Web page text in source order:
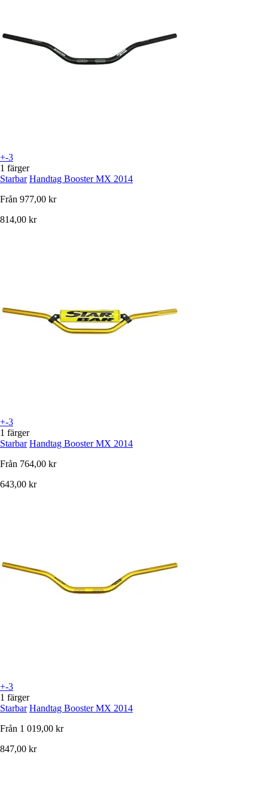
+-3
1 färger
Starbar Handtag Booster MX 2014
Från 977,00 kr
814,00 kr
+-3
1 färger
Starbar Handtag Booster MX 2014
Från 764,00 kr
643,00 kr
+-3
1 färger
Starbar Handtag Booster MX 2014
Från 1 019,00 kr
847,00 kr